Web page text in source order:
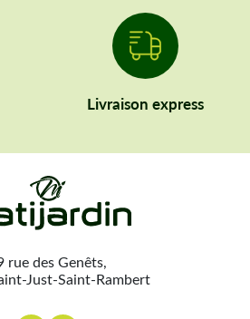
Livraison express
rue des Genêts,
Just-Saint-Rambert